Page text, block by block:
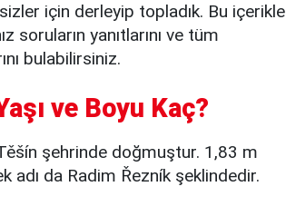
için derleyip topladık. Bu içerikle
soruların yanıtlarını ve tüm
bulabilirsiniz.
ve Boyu Kaç?
şehrinde doğmuştur. 1,83 m
adı da Radim Řezník şeklindedir.